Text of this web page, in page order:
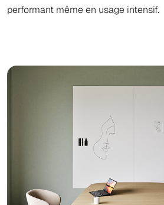
performant même en usage intensif.